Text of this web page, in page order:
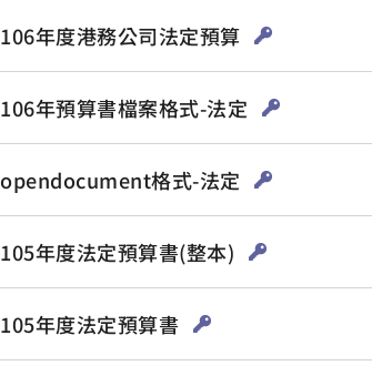
106年度港務公司法定預算
106年預算書檔案格式-法定
opendocument格式-法定
105年度法定預算書(整本)
105年度法定預算書